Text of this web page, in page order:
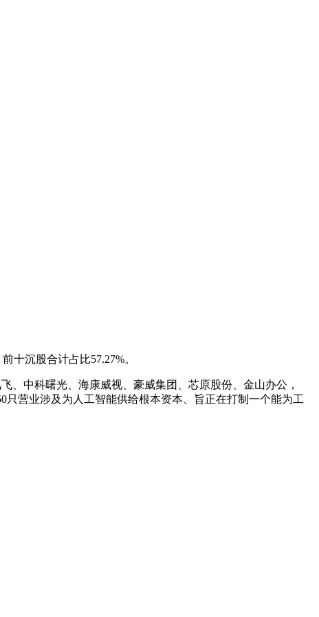
十沉股合计占比57.27%。
中科曙光、海康威视、豪威集团、芯原股份、金山办公，
只营业涉及为人工智能供给根本资本、旨正在打制一个能为工